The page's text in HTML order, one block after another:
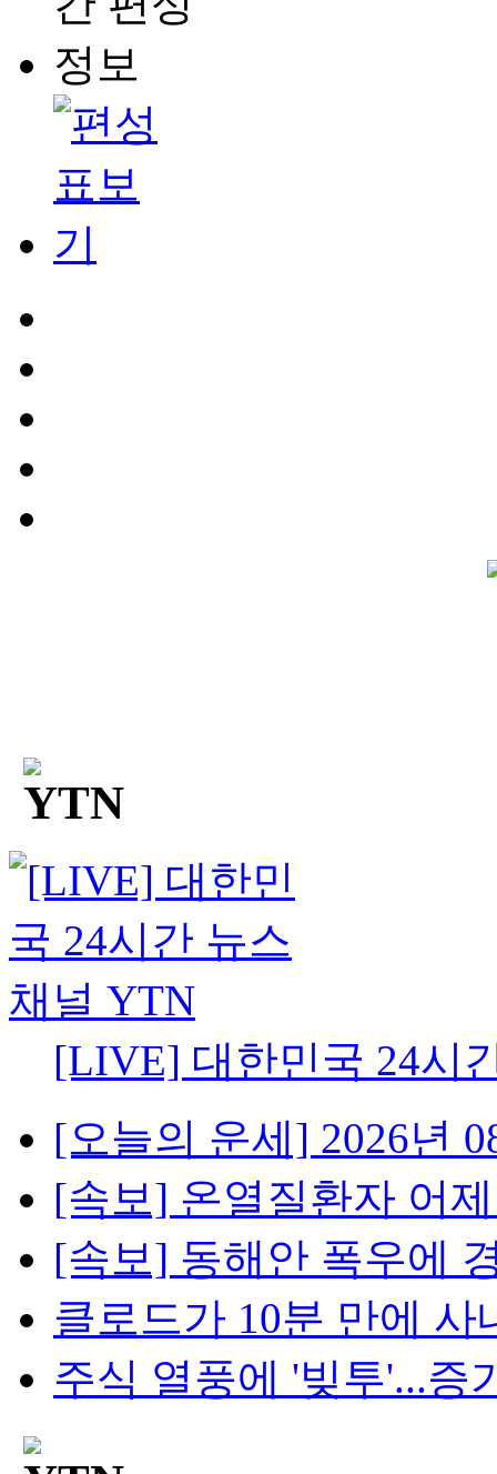
[LIVE] 대한민국 24시
[오늘의 운세] 2026년
[속보] 온열질환자 어
[속보] 동해안 폭우에
클로드가 10분 만에 사
주식 열풍에 '빚투'...증